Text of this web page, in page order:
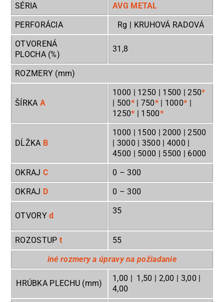
SÉRIA
AVG METAL
PERFORÁCIA
Rg | KRUHOVÁ RADOVÁ
OTVORENÁ
PLOCHA (%)
31,8
ROZMERY (mm)
ŠÍRKA A
1000 | 1250 | 1500 | 250*
| 500* | 750*| 1000* |
1250* | 1500*
DĹŽKA B
1000 | 1500 | 2000 | 2500
| 3000 | 3500 | 4000 |
4500 | 5000 | 5500 | 6000
OKRAJ C 0 – 300
OKRAJ D 0 – 300
OTVORYd
35
ROZOSTUP t
55
iné rozmery a úpravy na požiadanie
HRÚBKA PLECHU (mm)
1,00 | 1,50 | 2,00 | 3,00 |
4,00